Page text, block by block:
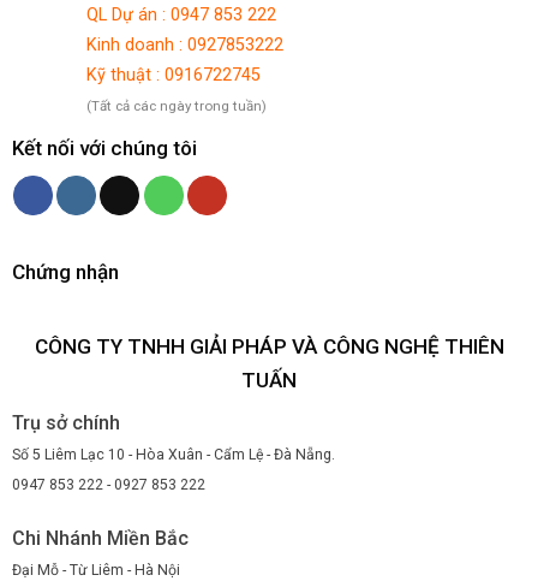
QL Dự án : 0947 853 222
Kinh doanh : 0927853222
Kỹ thuật : 0916722745
(Tất cả các ngày trong tuần)
Kết nối với chúng tôi
Chứng nhận
CÔNG TY TNHH GIẢI PHÁP VÀ CÔNG NGHỆ THIÊN
TUẤN
Trụ sở chính
Số 5 Liêm Lạc 10 - Hòa Xuân - Cẩm Lệ - Đà Nẵng.
0947 853 222 - 0927 853 222
Chi Nhánh Miền Bắc
Đại Mỗ - Từ Liêm - Hà Nội